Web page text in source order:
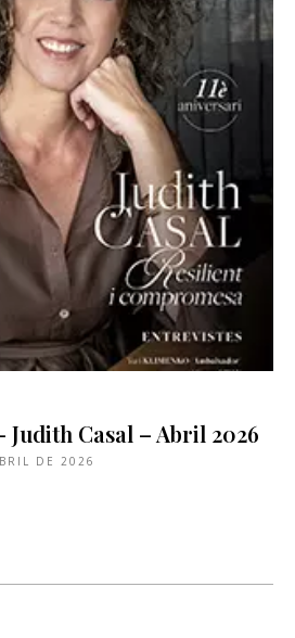
Judith Casal – Abril 2026
DE 2026